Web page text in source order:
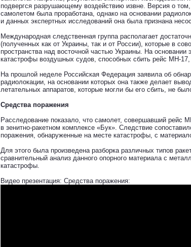
подвергся разрушающему воздействию извне. Версия о
самолетом была проработана, однако на основании
и данных экспертных исследований она была признана
Международная следственная группа располагает
(полученных как от Украины, так и от России), которые в
пространства над восточной частью Украины. На
катастрофы воздушных судов, способных сбить рейс МН-17,
На прошлой неделе Российская Федерация заявила об
радиолокации, на основании которых она также делает
летательных аппаратов, которые могли бы его сбить, не
Средства поражения
Расследование показало, что самолет, совершавший рейс
в зенитно-ракетном комплексе «Бук». Следствие
поражения, обнаруженные на месте катастрофы, с
Для этого была произведена разборка различных типов
сравнительный анализ данного опорного материала с
катастрофы.
Видео презентация: Средства поражения: